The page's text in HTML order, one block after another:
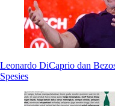
Leonardo DiCaprio dan
Spesies